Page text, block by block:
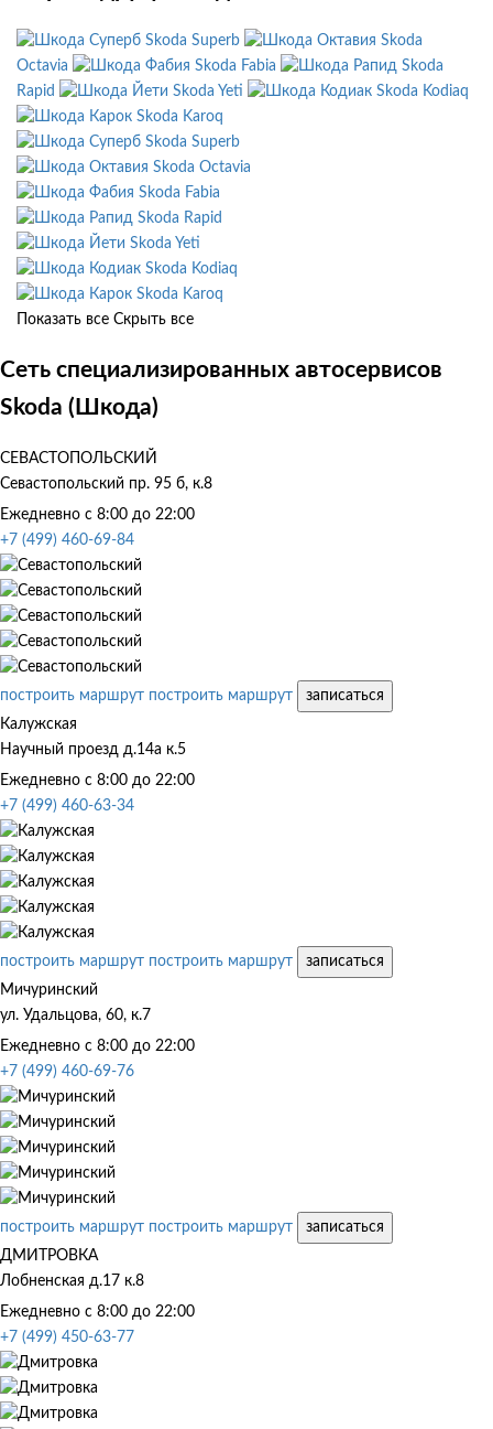
Skoda Superb
Skoda
Octavia
Skoda Fabia
Skoda
Rapid
Skoda Yeti
Skoda Kodiaq
Skoda Karoq
Skoda Superb
Skoda Octavia
Skoda Fabia
Skoda Rapid
Skoda Yeti
Skoda Kodiaq
Skoda Karoq
Показать все Скрыть все
Сеть специализированных автосервисов
Skoda (Шкода)
СЕВАСТОПОЛЬСКИЙ
Севастопольский пр. 95 б, к.8
Ежедневно с 8:00 до 22:00
+7 (499) 460-69-84
построить маршрут построить маршрут
записаться
Калужская
Научный проезд д.14а к.5
Ежедневно с 8:00 до 22:00
+7 (499) 460-63-34
построить маршрут построить маршрут
записаться
Мичуринский
ул. Удальцова, 60, к.7
Ежедневно с 8:00 до 22:00
+7 (499) 460-69-76
построить маршрут построить маршрут
записаться
ДМИТРОВКА
Лобненская д.17 к.8
Ежедневно с 8:00 до 22:00
+7 (499) 450-63-77